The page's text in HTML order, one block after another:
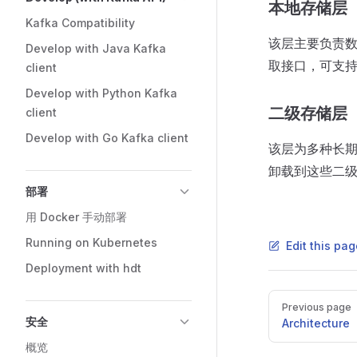
Kafka Compatibility
Develop with Java Kafka
client
Develop with Python Kafka
client
Develop with Go Kafka client
部署
用 Docker 手动部署
Running on Kubernetes
Deployment with hdt
安全
概览
本地存储层
该层主要负责
取接口，可支
二级存储层
该层为多种长
卸载到这些二
Edit this
Previous page
Architecture